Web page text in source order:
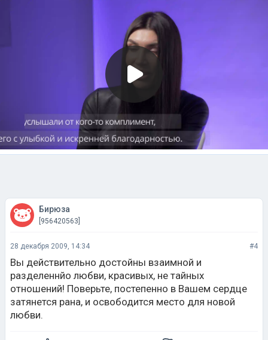
Бирюза
[956420563]
28 декабря 2009, 14:34 #4
Вы действительно достойны взаимной и
разделеннйо любви, красивых, не тайных
отношений! Поверьте, постепенно в Вашем сердце
затянется рана, и освободится место для новой
любви.